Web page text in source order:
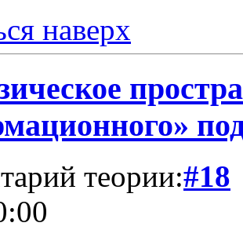
наверх
теории:#18